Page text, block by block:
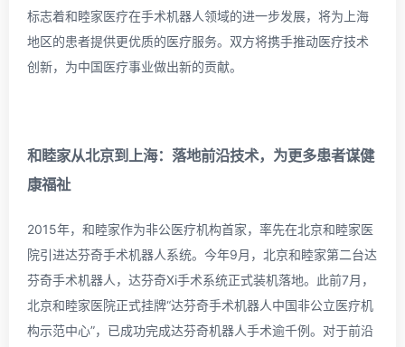
标志着和睦家医疗在手术机器人领域的进一步发展，将为上海
地区的患者提供更优质的医疗服务。双方将携手推动医疗技术
创新，为中国医疗事业做出新的贡献。
和睦家从北京到上海： 落地前沿技术，为更多患者谋健
康福祉
2015年，和睦家作为非公医疗机构首家，率先在北京和睦家医
院引进达芬奇手术机器人系统。今年9月，北京和睦家第二台达
芬奇手术机器人，达芬奇Xi手术系统正式装机落地。此前7月，
北京和睦家医院正式挂牌“达芬奇手术机器人中国非公立医疗机
构示范中心”，已成功完成达芬奇机器人手术逾千例。对于前沿